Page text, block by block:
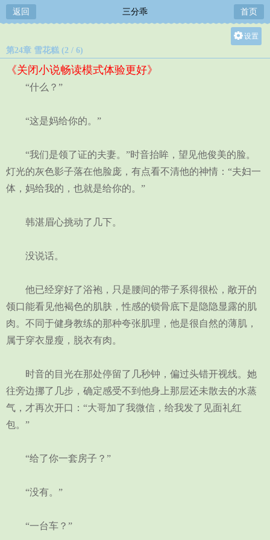
返回 三分乖 首页
设置
第24章 雪花糕 (2 / 6)
《关闭小说畅读模式体验更好》
“什么？”
“这是妈给你的。”
“我们是领了证的夫妻。”时音抬眸，望见他俊美的脸。
灯光的灰色影子落在他脸庞，有点看不清他的神情：“夫妇一
体，妈给我的，也就是给你的。”
韩湛眉心挑动了几下。
没说话。
他已经穿好了浴袍，只是腰间的带子系得很松，敞开的
领口能看见他褐色的肌肤，性感的锁骨底下是隐隐显露的肌
肉。不同于健身教练的那种夸张肌理，他是很自然的薄肌，
属于穿衣显瘦，脱衣有肉。
时音的目光在那处停留了几秒钟，偏过头错开视线。她
往旁边挪了几步，确定感受不到他身上那层还未散去的水蒸
气，才再次开口：“大哥加了我微信，给我发了见面礼红
包。”
“给了你一套房子？”
“没有。”
“一台车？”